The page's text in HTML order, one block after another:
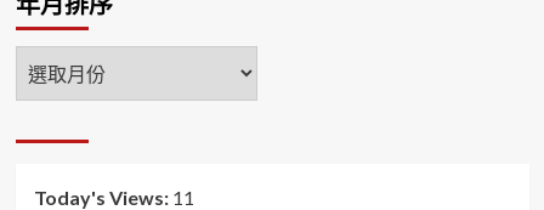
年
月
序
Today's Views: 11